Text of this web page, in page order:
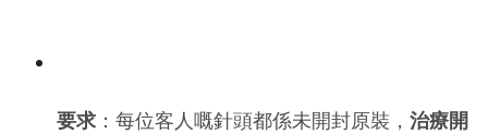
要求 ：每位客人嘅針頭都係未開封原裝， 治療開